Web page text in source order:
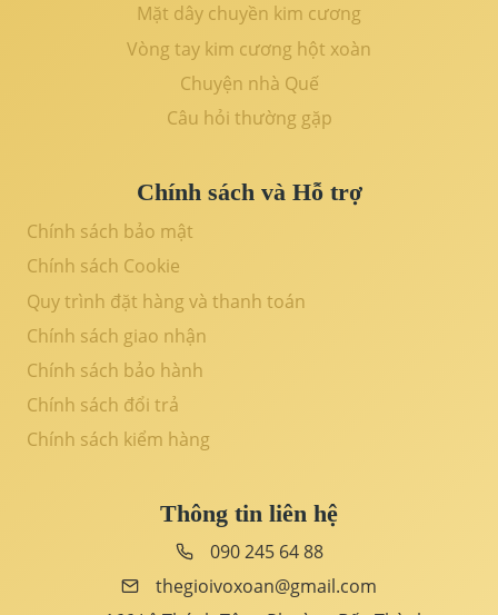
Mặt dây chuyền kim cương
Vòng tay kim cương hột xoàn
Chuyện nhà Quế
Câu hỏi thường gặp
Chính sách và Hỗ trợ
Chính sách bảo mật
Chính sách Cookie
Quy trình đặt hàng và thanh toán
Chính sách giao nhận
Chính sách bảo hành
Chính sách đổi trả
Chính sách kiểm hàng
Thông tin liên hệ
090 245 64 88
thegioivoxoan@gmail.com